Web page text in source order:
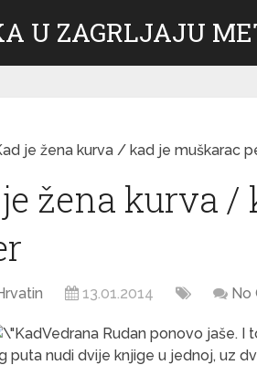
U ZAGRLJAJU
je žena kurva / kad je muškarac
žena kurva /
13.01.2014 No
Vedrana Rudan ponovo jaše. I
puta nudi dvije knjige u jednoj, uz